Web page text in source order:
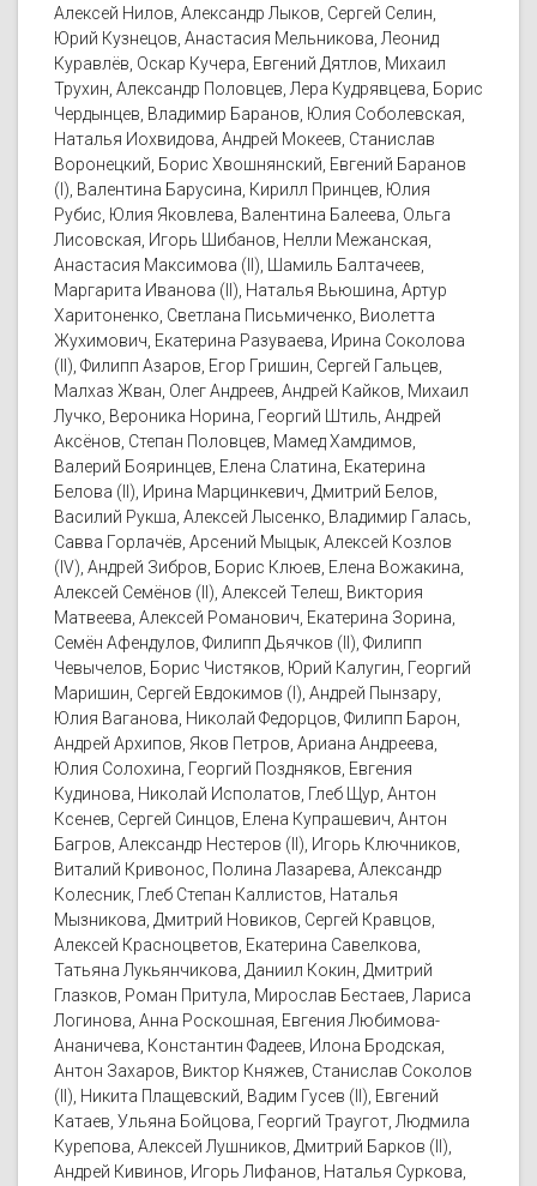
Алексей Нилов, Александр Лыков, Сергей Селин,
Юрий Кузнецов, Анастасия Мельникова, Леонид
Куравлёв, Оскар Кучера, Евгений Дятлов, Михаил
Трухин, Александр Половцев, Лера Кудрявцева, Борис
Чердынцев, Владимир Баранов, Юлия Соболевская,
Наталья Иохвидова, Андрей Мокеев, Станислав
Воронецкий, Борис Хвошнянский, Евгений Баранов
(I), Валентина Барусина, Кирилл Принцев, Юлия
Рубис, Юлия Яковлева, Валентина Балеева, Ольга
Лисовская, Игорь Шибанов, Нелли Межанская,
Анастасия Максимова (II), Шамиль Балтачеев,
Маргарита Иванова (II), Наталья Вьюшина, Артур
Харитоненко, Светлана Письмиченко, Виолетта
Жухимович, Екатерина Разуваева, Ирина Соколова
(II), Филипп Азаров, Егор Гришин, Сергей Гальцев,
Малхаз Жван, Олег Андреев, Андрей Кайков, Михаил
Лучко, Вероника Норина, Георгий Штиль, Андрей
Аксёнов, Степан Половцев, Мамед Хамдимов,
Валерий Бояринцев, Елена Слатина, Екатерина
Белова (II), Ирина Марцинкевич, Дмитрий Белов,
Василий Рукша, Алексей Лысенко, Владимир Галась,
Савва Горлачёв, Арсений Мыцык, Алексей Козлов
(IV), Андрей Зибров, Борис Клюев, Елена Вожакина,
Алексей Семёнов (II), Алексей Телеш, Виктория
Матвеева, Алексей Романович, Екатерина Зорина,
Семён Афендулов, Филипп Дьячков (II), Филипп
Чевычелов, Борис Чистяков, Юрий Калугин, Георгий
Маришин, Сергей Евдокимов (I), Андрей Пынзару,
Юлия Ваганова, Николай Федорцов, Филипп Барон,
Андрей Архипов, Яков Петров, Ариана Андреева,
Юлия Солохина, Георгий Поздняков, Евгения
Кудинова, Николай Исполатов, Глеб Щур, Антон
Ксенев, Сергей Синцов, Елена Купрашевич, Антон
Багров, Александр Нестеров (II), Игорь Ключников,
Виталий Кривонос, Полина Лазарева, Александр
Колесник, Глеб Степан Каллистов, Наталья
Мызникова, Дмитрий Новиков, Сергей Кравцов,
Алексей Красноцветов, Екатерина Савелкова,
Татьяна Лукьянчикова, Даниил Кокин, Дмитрий
Глазков, Роман Притула, Мирослав Бестаев, Лариса
Логинова, Анна Роскошная, Евгения Любимова-
Ананичева, Константин Фадеев, Илона Бродская,
Антон Захаров, Виктор Княжев, Станислав Соколов
(II), Никита Плащевский, Вадим Гусев (II), Евгений
Катаев, Ульяна Бойцова, Георгий Траугот, Людмила
Курепова, Алексей Лушников, Дмитрий Барков (II),
Андрей Кивинов, Игорь Лифанов, Наталья Суркова,